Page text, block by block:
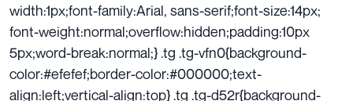
width:1px;font-family:Arial, sans-serif;font-size:14px;
font-weight:normal;overflow:hidden;padding:10px
5px;word-break:normal;} .tg .tg-vfn0{background-
color:#efefef;border-color:#000000;text-
align:left;vertical-align:top} .tg .tg-d52r{background-